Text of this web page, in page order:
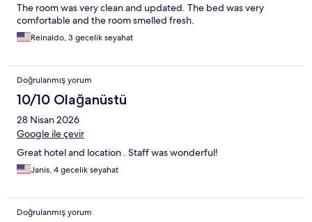
The room was very clean and updated. The bed was very
comfortable and the room smelled fresh.
Reinaldo, 3 gecelik seyahat
Doğrulanmış yorum
10/10 Olağanüstü
28 Nisan 2026
Google ile çevir
Great hotel and location . Staff was wonderful!
Janis, 4 gecelik seyahat
Doğrulanmış yorum